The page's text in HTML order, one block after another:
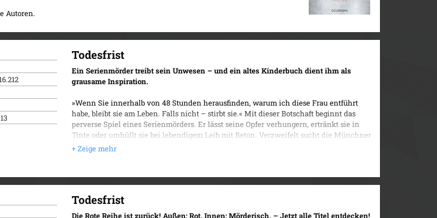
Autoren.
Todesfrist
Ein Serienmörder treibt sein Unwesen – und ein altes Kinderbuch dient ihm als
grausame Inspiration.
»Wenn Sie innerhalb von 48 Stunden herausfinden, warum ich diese Frau entführt
habe, bleibt sie am Leben. Falls nicht – stirbt sie.« Mit dieser Botschaft beginnt das
perverse Spiel eines Serienmörders. Er lässt seine Opfer verhungern, ertränkt sie in
Tinte oder umhüllt sie bei lebendigem Leib mit Beton. Verzweifelt sucht die Münchner
Kommissarin Sabine Nemez nach einer Erklärung, einem Motiv. Erst als sie einen
niederländischen Kollegen hinzuzieht, entdecken sie zumindest ein Muster: Ein altes
...
Todesfrist
Die Rote Reihe ist zurück! Außen: Rot. Innen: Mörderisch. – Jetzt alle Titel entdecken!